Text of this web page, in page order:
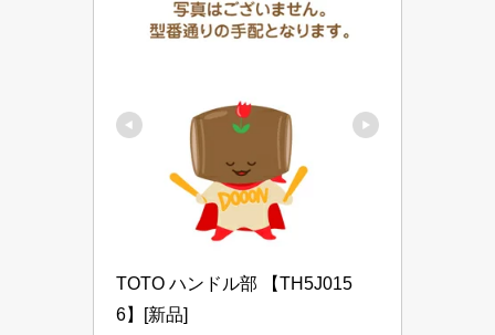
TOTO ハンドル部 【TH5J015
6】[新品]